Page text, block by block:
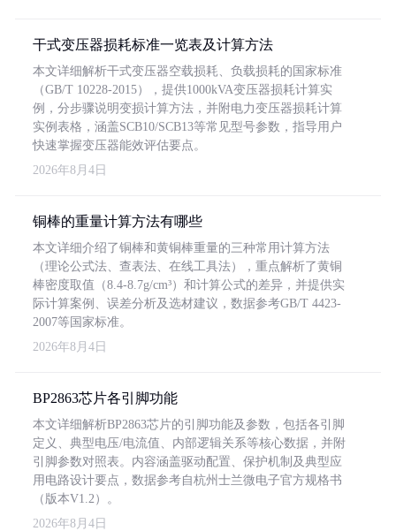
干式变压器损耗标准一览表及计算方法
本文详细解析干式变压器空载损耗、负载损耗的国家标准
（GB/T 10228-2015），提供1000kVA变压器损耗计算实
例，分步骤说明变损计算方法，并附电力变压器损耗计算
实例表格，涵盖SCB10/SCB13等常见型号参数，指导用户
快速掌握变压器能效评估要点。
2026年8月4日
铜棒的重量计算方法有哪些
本文详细介绍了铜棒和黄铜棒重量的三种常用计算方法
（理论公式法、查表法、在线工具法），重点解析了黄铜
棒密度取值（8.4-8.7g/cm³）和计算公式的差异，并提供实
际计算案例、误差分析及选材建议，数据参考GB/T 4423-
2007等国家标准。
2026年8月4日
BP2863芯片各引脚功能
本文详细解析BP2863芯片的引脚功能及参数，包括各引脚
定义、典型电压/电流值、内部逻辑关系等核心数据，并附
引脚参数对照表。内容涵盖驱动配置、保护机制及典型应
用电路设计要点，数据参考自杭州士兰微电子官方规格书
（版本V1.2）。
2026年8月4日